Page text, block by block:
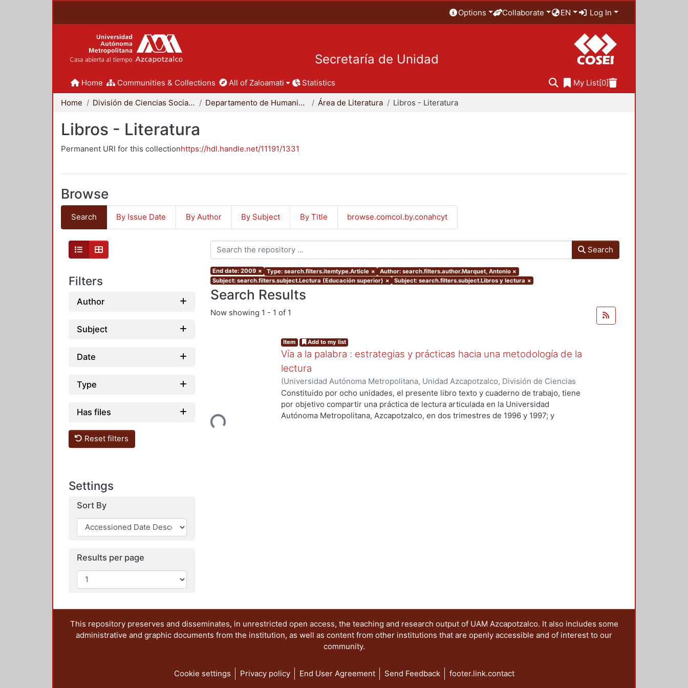
Options Collaborate EN Log In
Secretaría de Unidad
Home Communities & Collections All of Zaloamati Statistics My List[0]
Home División de Ciencias Sociales y Humanidades Departamento de Humanidades Área de Literatura Libros - Literatura
Libros - Literatura
Permanent URI for this collectionhttps://hdl.handle.net/11191/1331
Browse
Search By Issue Date By Author By Subject By Title browse.comcol.by.conahcyt
Filters
Author
Subject
Date
Type
Has files
Reset filters
Settings
Sort By
Results per page
Search
End date: 2009 × Type: search.filters.itemtype.Article × Author: search.filters.author.Marquet, Antonio ×
Subject: search.filters.subject.Lectura (Educación superior) × Subject: search.filters.subject.Libros y lectura ×
Search Results
Now showing 1 - 1 of 1
Loading...
Item Add to my list
Vía a la palabra : estrategias y prácticas hacia una metodología de la
lectura
(Universidad Autónoma Metropolitana, Unidad Azcapotzalco, División de Ciencias
Sociales y Humanidades, Departamento de Humanidades, Área de Literatura, 2001)
Marquet, Antonio
Constituido por ocho unidades, el presente libro texto y cuaderno de trabajo, tiene
por objetivo compartir una práctica de lectura articulada en la Universidad
Autónoma Metropolitana, Azcapotzalco, en dos trimestres de 1996 y 1997; y
This repository preserves and disseminates, in unrestricted open access, the teaching and research output of UAM Azcapotzalco. It also includes some
administrative and graphic documents from the institution, as well as content from other institutions that are openly accessible and of interest to our
community.
Cookie settings Privacy policy End User Agreement Send Feedback footer.link.contact